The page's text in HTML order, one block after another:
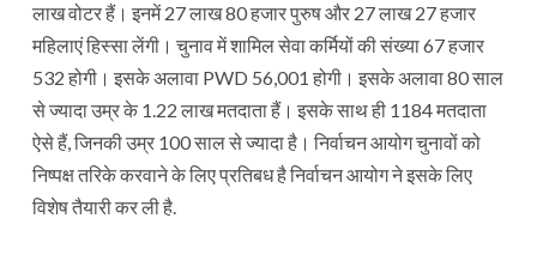
लाख वोटर हैं। इनमें 27 लाख 80 हजार पुरुष और 27 लाख 27 हजार
महिलाएं हिस्सा लेंगी। चुनाव में शामिल सेवा कर्मियों की संख्या 67 हजार
532 होगी। इसके अलावा PWD 56,001 होगी। इसके अलावा 80 साल
से ज्यादा उम्र के 1.22 लाख मतदाता हैं। इसके साथ ही 1184 मतदाता
ऐसे हैं, जिनकी उम्र 100 साल से ज्यादा है। निर्वाचन आयोग चुनावों को
निष्पक्ष तरिके करवाने के लिए प्रतिबध है निर्वाचन आयोग ने इसके लिए
विशेष तैयारी कर ली है.